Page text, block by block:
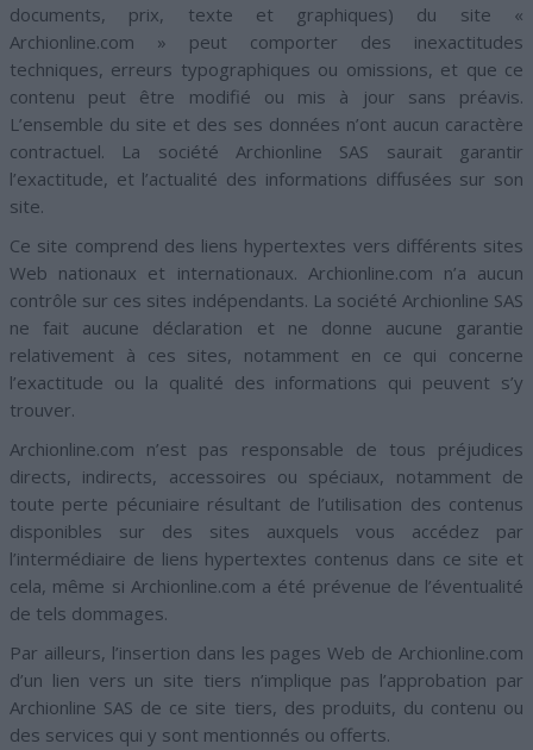
documents, prix, texte et graphiques) du site «
Archionline.com » peut comporter des inexactitudes
techniques, erreurs typographiques ou omissions, et que ce
contenu peut être modifié ou mis à jour sans préavis.
L’ensemble du site et des ses données n’ont aucun caractère
contractuel. La société Archionline SAS saurait garantir
l’exactitude, et l’actualité des informations diffusées sur son
site.
Ce site comprend des liens hypertextes vers différents sites
Web nationaux et internationaux. Archionline.com n’a aucun
contrôle sur ces sites indépendants. La société Archionline SAS
ne fait aucune déclaration et ne donne aucune garantie
relativement à ces sites, notamment en ce qui concerne
l’exactitude ou la qualité des informations qui peuvent s’y
trouver.
Archionline.com n’est pas responsable de tous préjudices
directs, indirects, accessoires ou spéciaux, notamment de
toute perte pécuniaire résultant de l’utilisation des contenus
disponibles sur des sites auxquels vous accédez par
l’intermédiaire de liens hypertextes contenus dans ce site et
cela, même si Archionline.com a été prévenue de l’éventualité
de tels dommages.
Par ailleurs, l’insertion dans les pages Web de Archionline.com
d’un lien vers un site tiers n’implique pas l’approbation par
Archionline SAS de ce site tiers, des produits, du contenu ou
des services qui y sont mentionnés ou offerts.